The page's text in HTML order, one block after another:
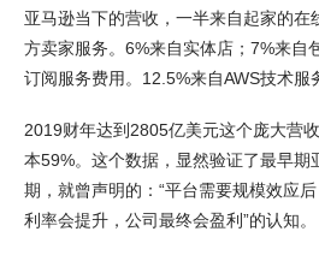
亚马逊当下的营收，一半来自起家的在
方卖家服务。6%来自实体店；7%来自
订阅服务费用。12.5%来自AWS技术服
2019财年达到2805亿美元这个庞大营
本59%。这个数据，显然验证了最早期
期，就曾声明的：“平台需要规模效应
利率会提升，公司最终会盈利”的认知。